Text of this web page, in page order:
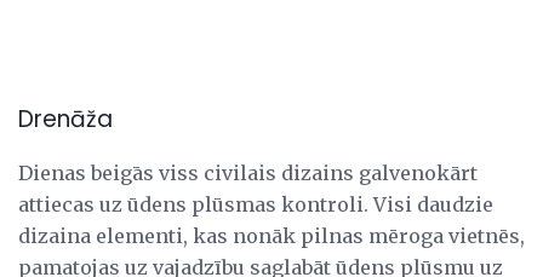
Drenāža
Dienas beigās viss civilais dizains galvenokārt
attiecas uz ūdens plūsmas kontroli. Visi daudzie
dizaina elementi, kas nonāk pilnas mēroga vietnēs,
pamatojas uz vajadzību saglabāt ūdens plūsmu uz